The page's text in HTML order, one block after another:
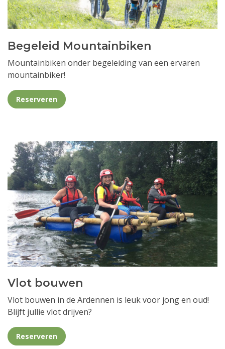
Begeleid Mountainbiken
Mountainbiken onder begeleiding van een ervaren
mountainbiker!
Reserveren
Vlot bouwen
Vlot bouwen in de Ardennen is leuk voor jong en oud!
Blijft jullie vlot drijven?
Reserveren